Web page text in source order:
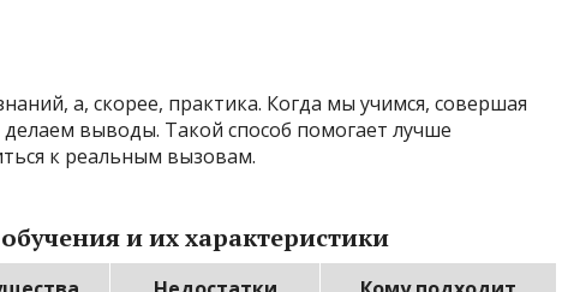
а, скорее, практика. Когда мы учимся, совершая
выводы. Такой способ помогает лучше
к реальным вызовам.
и их характеристики